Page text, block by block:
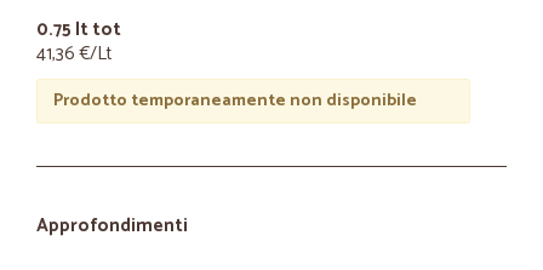
0.75 lt tot
41,36 €/Lt
Prodotto temporaneamente non disponibile
Approfondimenti